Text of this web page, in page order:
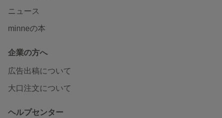
ニュース
minneの本
企業の方へ
広告出稿について
大口注文について
ヘルプセンター